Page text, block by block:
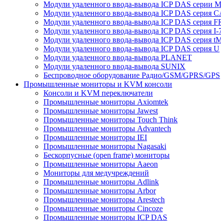
Модули удаленного ввода-вывода ICP DAS серии M
Модули удаленного ввода-вывода ICP DAS серия
Модули удаленного ввода-вывода ICP DAS серия
Модули удаленного ввода-вывода ICP DAS серия I-
Модули удаленного ввода-вывода ICP DAS серия
Модули удаленного ввода-вывода ICP DAS серия U
Модули удаленного ввода-вывода PLANET
Модули удаленного ввода-вывода SUNIX
Беспроводное оборудование Радио/GSM/GPRS/GPS
Промышленные мониторы и KVM консоли
Консоли и KVM переключатели
Промышленные мониторы Axiomtek
Промышленные мониторы Jawest
Промышленные мониторы Touch Think
Промышленные мониторы Advantech
Промышленные мониторы IEI
Промышленные мониторы Nagasaki
Бескорпусные (open frame) мониторы
Промышленные мониторы Aaeon
Мониторы для медучреждений
Промышленные мониторы Adlink
Промышленные мониторы Arbor
Промышленные мониторы Arestech
Промышленные мониторы Cincoze
Промышленные мониторы ICP DAS